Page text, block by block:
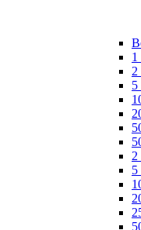
1
2
5
2
5